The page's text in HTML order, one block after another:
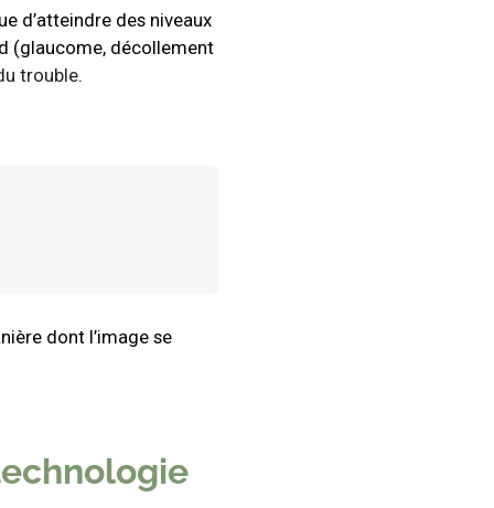
d’atteindre des niveaux
(glaucome, décollement
trouble.
dont l’image se